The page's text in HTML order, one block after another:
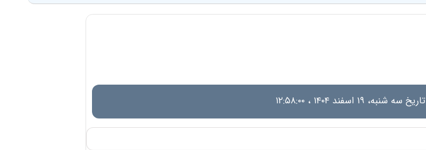
سه شنبه، ۱۹ اسفند ۱۴۰۴ ، ۱۲:۵۸:۰۰